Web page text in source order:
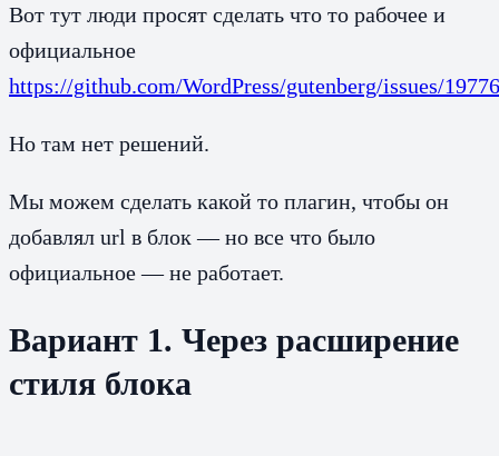
Вот тут люди просят сделать что то рабочее и
официальное
https://github.com/WordPress/gutenberg/issues/19776
Но там нет решений.
Мы можем сделать какой то плагин, чтобы он
добавлял url в блок — но все что было
официальное — не работает.
Вариант 1. Через расширение
стиля блока